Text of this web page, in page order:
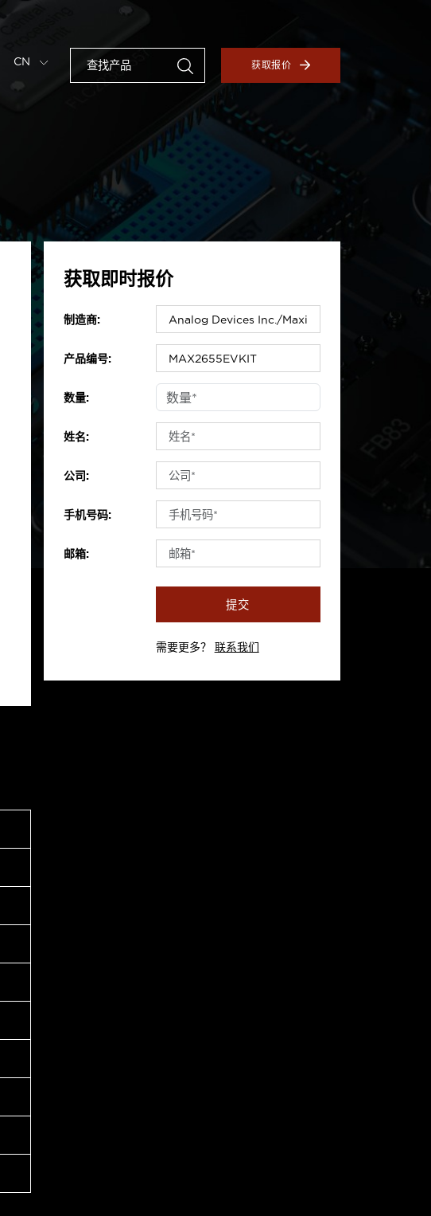
CN 获取报价
获取即时报价
制造商:
产品编号:
数量:
姓名:
公司:
手机号码:
邮箱:
提交
需要更多？ 联系我们